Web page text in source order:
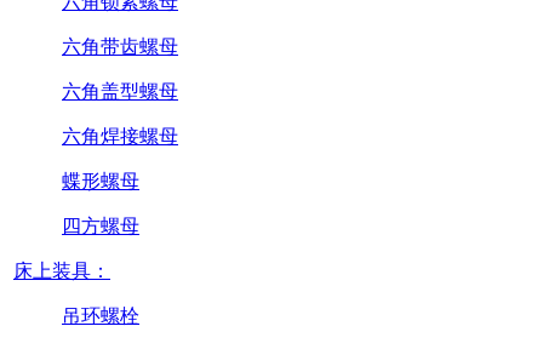
六角带齿螺母
六角盖型螺母
六角焊接螺母
蝶形螺母
四方螺母
床上装具：
吊环螺栓